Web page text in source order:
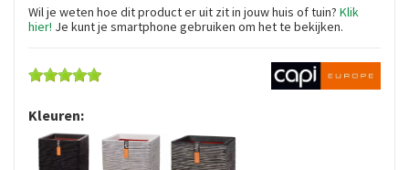
Wil je weten hoe dit product er uit zit in jouw huis of tuin? Klik
hier! Je kunt je smartphone gebruiken om het te bekijken.
Kleuren: